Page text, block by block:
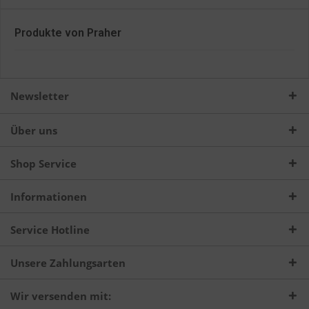
Produkte von Praher
Newsletter
Über uns
Shop Service
Informationen
Service Hotline
Unsere Zahlungsarten
Wir versenden mit: